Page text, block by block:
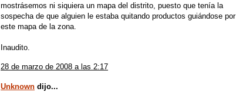
mostrásemos ni siquiera un mapa del distrito, puesto que tenía la
sospecha de que alguien le estaba quitando productos guiándose por
este mapa de la zona.
Inaudito.
28 de marzo de 2008 a las 2:17
Unknown dijo...